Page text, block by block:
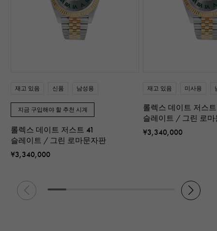
재고 있음 신품 남성용
지금 구입해야 할 추천 시계
롤렉스 데이트 저스트 41
슬레이트 / 그린 로마문자판
¥3,340,000
재고 있음 미사용
롤렉스 데이트 저스
슬레이트 / 그린 로마
¥3,340,000